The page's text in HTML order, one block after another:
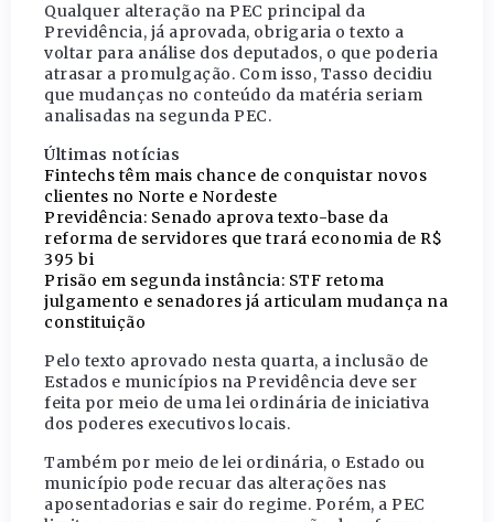
Qualquer alteração na PEC principal da
Previdência, já aprovada, obrigaria o texto a
voltar para análise dos deputados, o que poderia
atrasar a promulgação. Com isso, Tasso decidiu
que mudanças no conteúdo da matéria seriam
analisadas na segunda PEC.
Últimas notícias
Fintechs têm mais chance de conquistar novos
clientes no Norte e Nordeste
Previdência: Senado aprova texto-base da
reforma de servidores que trará economia de R$
395 bi
Prisão em segunda instância: STF retoma
julgamento e senadores já articulam mudança na
constituição
Pelo texto aprovado nesta quarta, a inclusão de
Estados e municípios na Previdência deve ser
feita por meio de uma lei ordinária de iniciativa
dos poderes executivos locais.
Também por meio de lei ordinária, o Estado ou
município pode recuar das alterações nas
aposentadorias e sair do regime. Porém, a PEC